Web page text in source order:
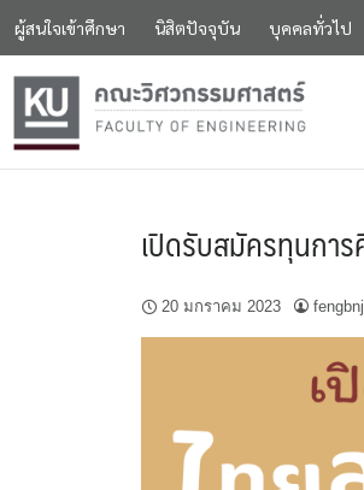
ผู้สนใจเข้าศึกษา นิสิตปัจจุบัน บุคคลทั่วไป
เปิดรับสมัครทุนกา
20 มกราคม 2023 fengbnj